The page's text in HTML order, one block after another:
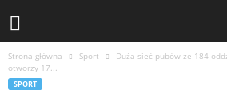
Strona główna Sport
Duża sieć pubów ze 184
otworzy 17...
SPORT